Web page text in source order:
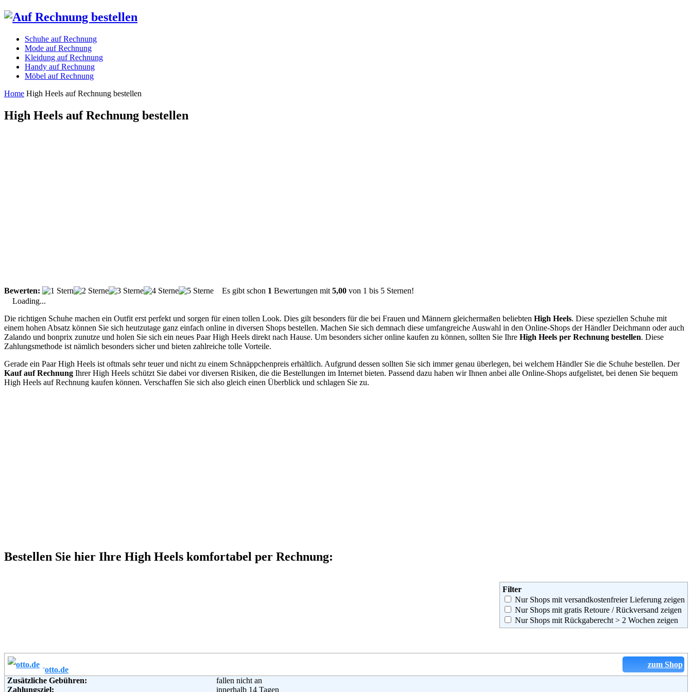
Schuhe auf Rechnung
Mode auf Rechnung
Kleidung auf Rechnung
Handy auf Rechnung
Möbel auf Rechnung
Home High Heels auf Rechnung bestellen
High Heels auf Rechnung bestellen
Bewerten: Es gibt schon 1 Bewertungen mit 5,00 von 1 bis 5 Sternen!
Loading...
Die richtigen Schuhe machen ein Outfit erst perfekt und sorgen für einen tollen Look. Dies gilt besonders für die bei Frauen und Männern gleichermaßen beliebten High Heels. Diese speziellen Schuhe mit
einem hohen Absatz können Sie sich heutzutage ganz einfach online in diversen Shops bestellen. Machen Sie sich demnach diese umfangreiche Auswahl in den Online-Shops der Händler Deichmann oder auch
Zalando und bonprix zunutze und holen Sie sich ein neues Paar High Heels direkt nach Hause. Um besonders sicher online kaufen zu können, sollten Sie Ihre High Heels per Rechnung bestellen. Diese
Zahlungsmethode ist nämlich besonders sicher und bieten zahlreiche tolle Vorteile.
Gerade ein Paar High Heels ist oftmals sehr teuer und nicht zu einem Schnäppchenpreis erhältlich. Aufgrund dessen sollten Sie sich immer genau überlegen, bei welchem Händler Sie die Schuhe bestellen. Der
Kauf auf Rechnung Ihrer High Heels schützt Sie dabei vor diversen Risiken, die die Bestellungen im Internet bieten. Passend dazu haben wir Ihnen anbei alle Online-Shops aufgelistet, bei denen Sie bequem
High Heels auf Rechnung kaufen können. Verschaffen Sie sich also gleich einen Überblick und schlagen Sie zu.
Bestellen Sie hier Ihre High Heels komfortabel per Rechnung:
Filter
Nur Shops mit versandkostenfreier Lieferung zeigen
Nur Shops mit gratis Retoure / Rückversand zeigen
Nur Shops mit Rückgaberecht > 2 Wochen zeigen
zum Shop
otto.de
Zusätzliche Gebühren:
fallen nicht an
Zahlungsziel:
innerhalb 14 Tagen